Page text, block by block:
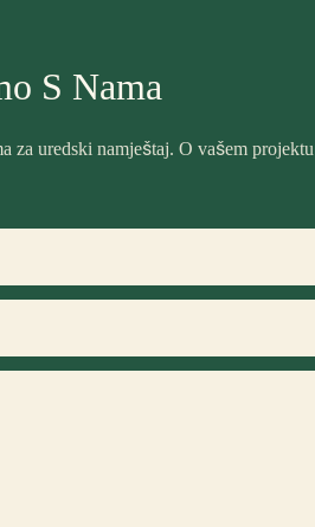
S Nama
za uredski namještaj. O vašem projektu